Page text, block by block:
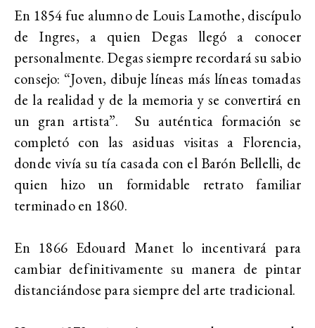
En 1854 fue alumno de Louis Lamothe, discípulo
de Ingres, a quien Degas llegó a conocer
personalmente. Degas siempre recordará su sabio
consejo: “Joven, dibuje líneas más líneas tomadas
de la realidad y de la memoria y se convertirá en
un gran artista”. Su auténtica formación se
completó con las asiduas visitas a Florencia,
donde vivía su tía casada con el Barón Bellelli, de
quien hizo un formidable retrato familiar
terminado en 1860.
En 1866 Edouard Manet lo incentivará para
cambiar definitivamente su manera de pintar
distanciándose para siempre del arte tradicional.